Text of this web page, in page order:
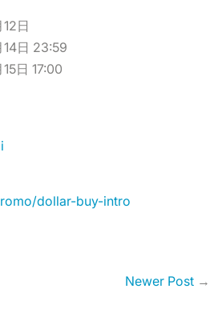
日
日 23:59
日 17:00
dollar-buy-intro
Newer Post →